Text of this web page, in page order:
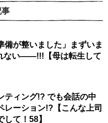
事
備が整いました」まずいま
ない――!!!【母は転生して
ティング!? でも会話の中
レーション!?【こんな上司
して！58】